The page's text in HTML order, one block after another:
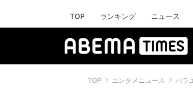
TOP ランキング ニュース
TOP エンタメニュース バラ